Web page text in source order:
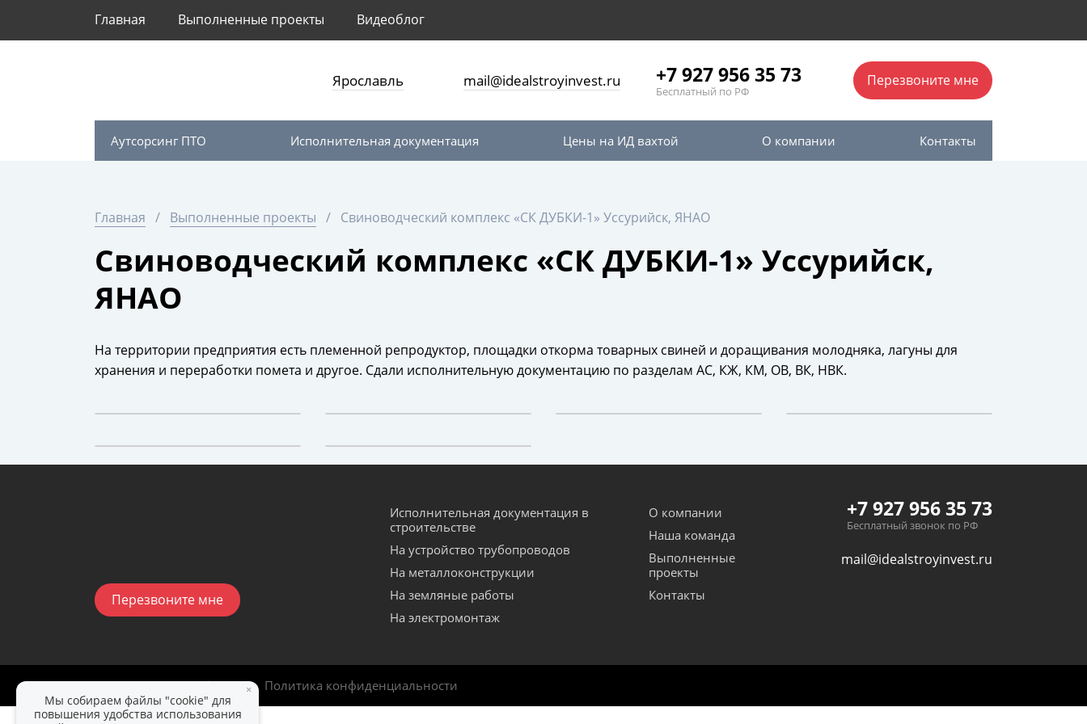
Главная Выполненные проекты Видеоблог
Ярославль mail@idealstroyinvest.ru +7 927 956 35 73
Бесплатный по РФ
Перезвоните мне
Аутсорсинг ПТО Исполнительная документация Цены на ИД вахтой О компании Контакты
Главная Выполненные проекты Свиноводческий комплекс «СК ДУБКИ-1» Уссурийск, ЯНАО
Свиноводческий комплекс «СК ДУБКИ-1» Уссурийск,
ЯНАО
На территории предприятия есть племенной репродуктор, площадки откорма товарных свиней и доращивания молодняка, лагуны для
хранения и переработки помета и другое. Сдали исполнительную документацию по разделам АС, КЖ, КМ, ОВ, ВК, НВК.
Перезвоните мне
Исполнительная документация в
строительстве
На устройство трубопроводов
На металлоконструкции
На земляные работы
На электромонтаж
О компании
Наша команда
Выполненные
проекты
Контакты
+7 927 956 35 73
Бесплатный звонок по РФ
mail@idealstroyinvest.ru
ИдеалСтройИнвест | 2025 Политика конфиденциальности
×
Мы собираем файлы "cookie" для
повышения удобства использования